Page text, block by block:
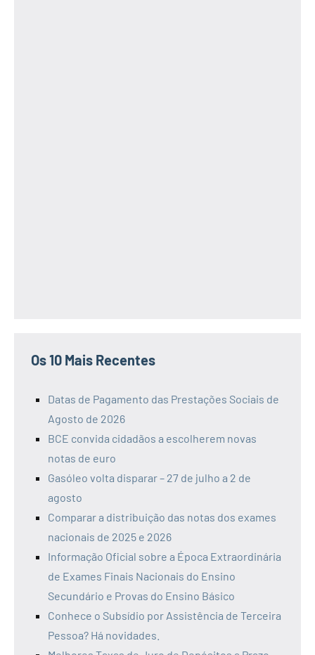
Os 10 Mais Recentes
Datas de Pagamento das Prestações Sociais de
Agosto de 2026
BCE convida cidadãos a escolherem novas
notas de euro
Gasóleo volta disparar – 27 de julho a 2 de
agosto
Comparar a distribuição das notas dos exames
nacionais de 2025 e 2026
Informação Oficial sobre a Época Extraordinária
de Exames Finais Nacionais do Ensino
Secundário e Provas do Ensino Básico
Conhece o Subsídio por Assistência de Terceira
Pessoa? Há novidades.